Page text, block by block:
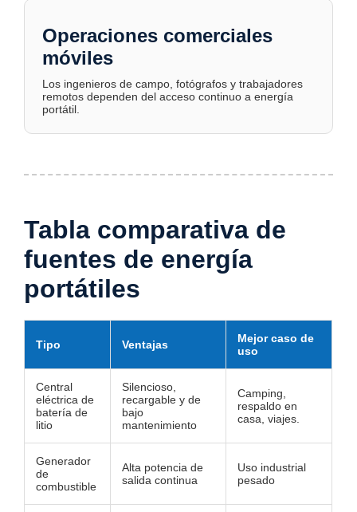
Operaciones comerciales
móviles
Los ingenieros de campo, fotógrafos y trabajadores
remotos dependen del acceso continuo a energía
portátil.
Tabla comparativa de
fuentes de energía
portátiles
Tipo Ventajas
Mejor caso de
uso
Central
eléctrica de
batería de
litio
Silencioso,
recargable y de
bajo
mantenimiento
Camping,
respaldo en
casa, viajes.
Generador
de
combustible
Alta potencia de
salida continua
Uso industrial
pesado